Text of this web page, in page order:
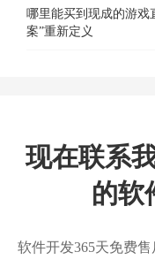
哪里能买到现成的游戏
案”重新定义
现在联系
的软
软件开发365天免费